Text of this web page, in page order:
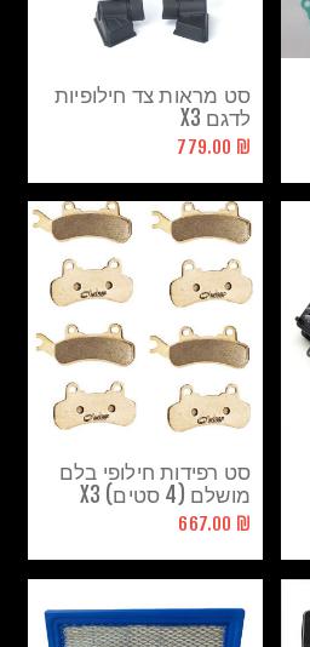
סט מראות צד חילופיות
לדגם X3
₪ 779.00
סט רפידות חילופי בלם
מושלם (4 סטים) X3
₪ 667.00